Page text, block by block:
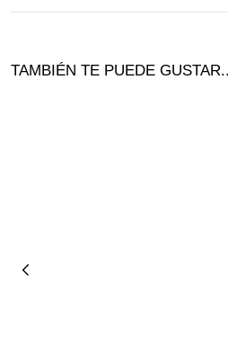
TAMBIÉN TE PUEDE